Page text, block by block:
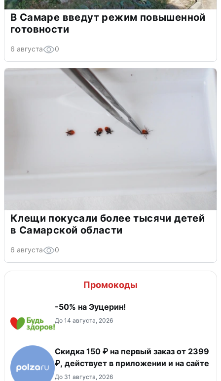
В Самаре введут режим повышенной
готовности
6 августа 0
Клещи покусали более тысячи детей
в Самарской области
6 августа 0
Промокоды
-50% на Эуцерин!
До 14 августа, 2026
Скидка 150 ₽ на первый заказ от 2399
₽, действует в приложении и на сайте
До 31 августа, 2026